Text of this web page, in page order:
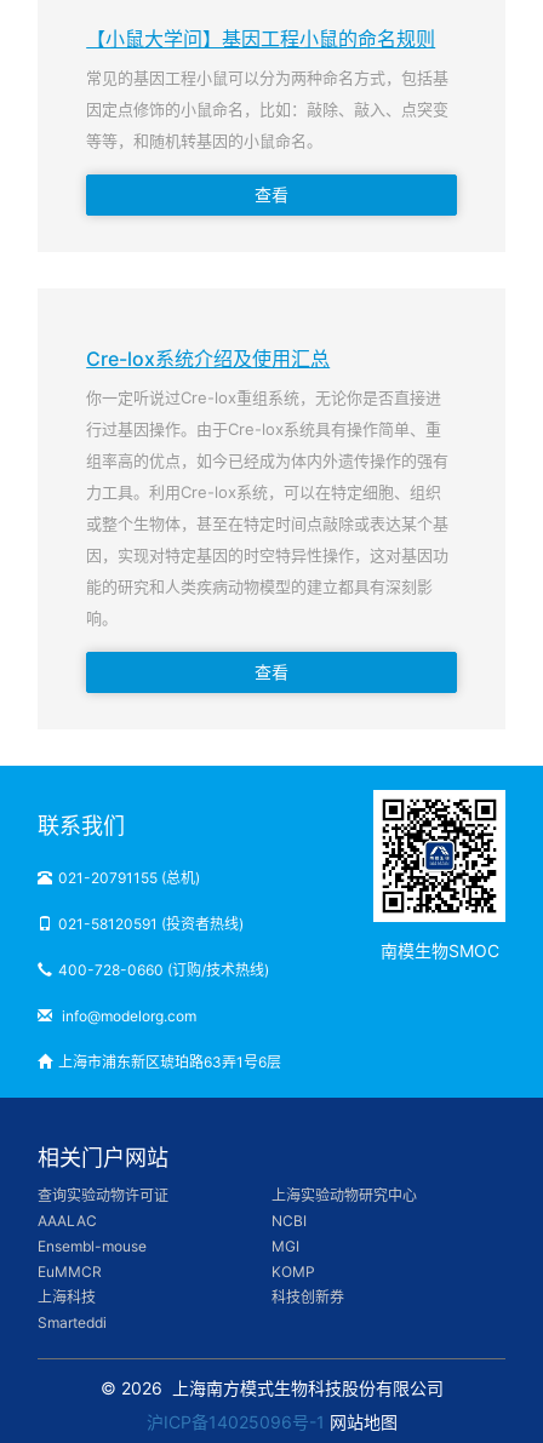
【小鼠大学问】基因工程小鼠的命名规则
常见的基因工程小鼠可以分为两种命名方式，包括基
因定点修饰的小鼠命名，比如：敲除、敲入、点突变
等等，和随机转基因的小鼠命名。
查看
Cre-lox系统介绍及使用汇总
你一定听说过Cre-lox重组系统，无论你是否直接进
行过基因操作。由于Cre-lox系统具有操作简单、重
组率高的优点，如今已经成为体内外遗传操作的强有
力工具。利用Cre-lox系统，可以在特定细胞、组织
或整个生物体，甚至在特定时间点敲除或表达某个基
因，实现对特定基因的时空特异性操作，这对基因功
能的研究和人类疾病动物模型的建立都具有深刻影
响。
查看
联系我们
021-20791155 (总机)
021-58120591 (投资者热线)
400-728-0660 (订购/技术热线)
info@modelorg.com
上海市浦东新区琥珀路63弄1号6层
南模生物SMOC
相关门户网站
查询实验动物许可证
上海实验动物研究中心
AAALAC
NCBI
Ensembl-mouse
MGI
EuMMCR
KOMP
上海科技
科技创新券
Smarteddi
© 2026
上海南方模式生物科技股份有限公司
沪ICP备14025096号-1 网站地图